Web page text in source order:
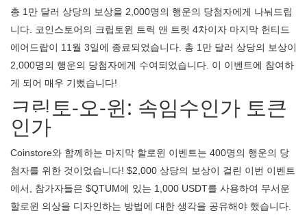
총 1만 달러 상당의 보상을 2,000명의 행운의 당첨자에게 나눠드립
니다. 코인스토어의 크립토윈 트릭 앤 트릿 4차이자 마지막 헌티드
에어드랍이 11월 3일에 종료되었습니다. 총 1만 달러 상당의 보상이
2,000명의 행운의 당첨자에게 수여되었습니다. 이 이벤트에 참여하
게 되어 매우 기뻤습니다!
크립토-오-윈: 속임수인가 토큰
인가
Coinstore와 함께하는 마지막 할로윈 이벤트는 400명의 행운의 당
첨자를 위한 것이었습니다! $2,000 상당의 보상이 걸린 이번 이벤트
에서, 참가자들은 $QTUM에 있는 1,000 USDT를 사용하여 무서운
할로윈 의상을 디자인하는 방법에 대한 생각을 공유해야 했습니다.